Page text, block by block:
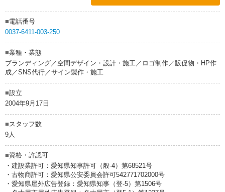
■電話番号
0037-6411-003-250
■業種・業態
ブランディング／空間デザイン・設計・施工／ロゴ制作／販促物・HP作
成／SNS代行／サイン製作・施工
■設立
2004年9月17日
■スタッフ数
9人
■資格・許認可
・建設業許可：愛知県知事許可（般-4）第68521号
・古物商許可：愛知県公安委員会許可542771702000号
・愛知県屋外広告登録：愛知県知事（登-5）第1506号